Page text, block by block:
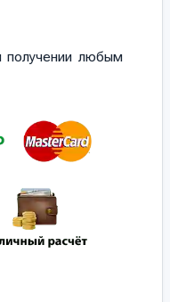
получении любым